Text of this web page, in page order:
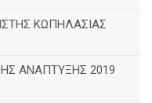
ΚΩΠΗΛΑΣΙΑΣ
ΑΝΑΠΤΥΞΗΣ 2019